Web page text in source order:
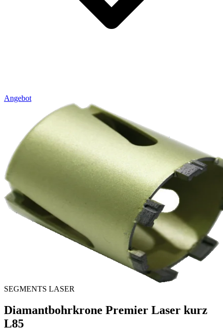
Angebot
SEGMENTS LASER
Diamantbohrkrone Premier Laser kurz
L85